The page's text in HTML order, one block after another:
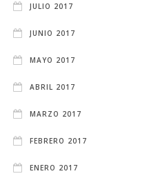
JULIO 2017
JUNIO 2017
MAYO 2017
ABRIL 2017
MARZO 2017
FEBRERO 2017
ENERO 2017